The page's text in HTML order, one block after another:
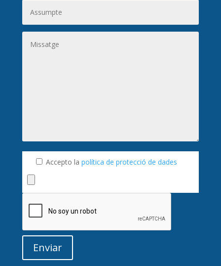
Accepto la política de protecció de dades